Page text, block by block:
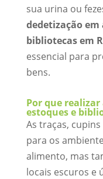
sua urina ou
dedetização
bibliotecas em
essencial para
bens.
Por que
estoques e
As traças,
para os
alimento, mas
locais escuros e